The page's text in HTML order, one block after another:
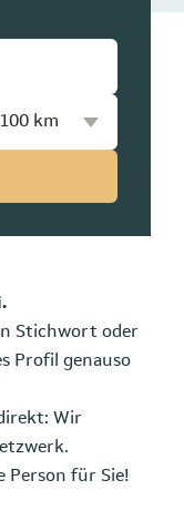
Stichwort oder
Profil genauso
Wir
Person für Sie!